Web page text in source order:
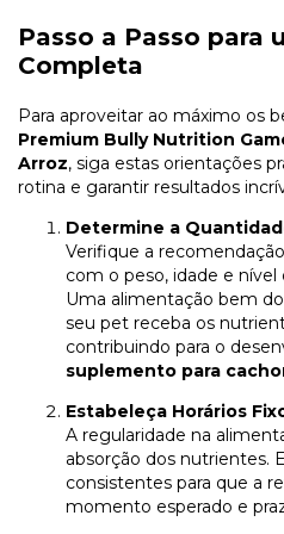
Passo a Passo para
Completa
Para aproveitar ao máximo os
Premium Bully Nutrition
Arroz, siga estas orientações
rotina e garantir resultados
Determine a
Verifique a
com o peso, idade e
Uma alimentação bem
seu pet receba os
contribuindo para o
suplemento para
Estabeleça Horários
A regularidade na
absorção dos nutrientes.
consistentes para que a
momento esperado e